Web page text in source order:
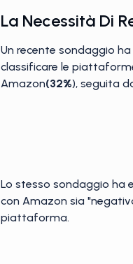
La Necessità Di
Un recente sondaggio
classificare le
Amazon(32%), seguita
Lo stesso sondaggio ha
con Amazon sia
piattaforma.